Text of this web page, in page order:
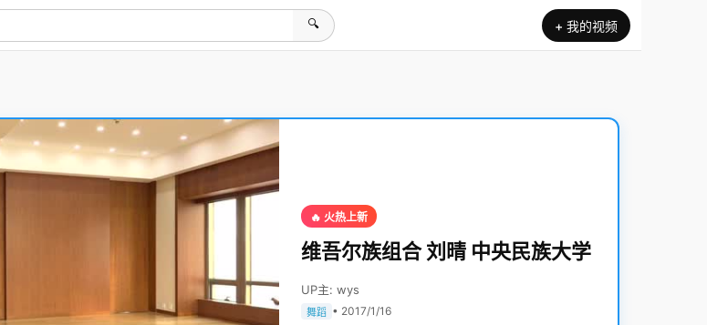
🔍 + 我的视频
🔥 火热上新
维吾尔族组合 刘晴 中央民族大学
UP主: wys
舞蹈 • 2017/1/16